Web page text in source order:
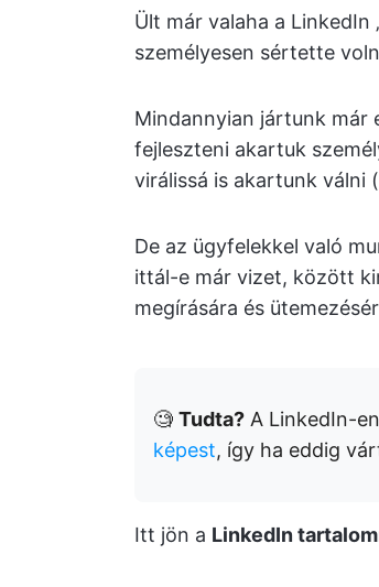
Ült már valaha a
személyesen sértette
Mindannyian jártunk már
fejleszteni akartuk
virálissá is akartunk válni
De az ügyfelekkel való
ittál-e már vizet, között
megírására és
🧐 Tudta? A LinkedIn-
képest, így ha eddig
Itt jön a LinkedIn